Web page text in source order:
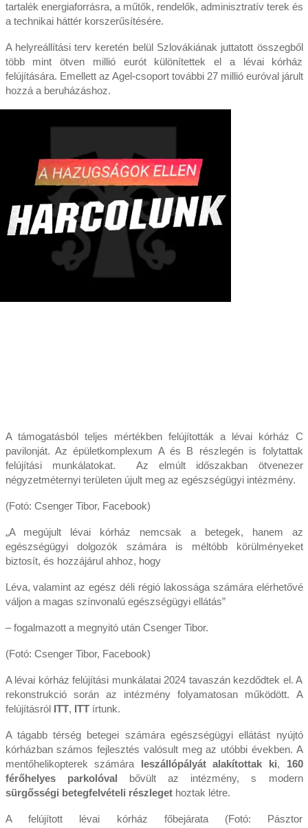
tartalék energiaforrásra, a műtők, rendelők, adminisztratív terek és
a technikai háttér korszerűsítésére.
A helyreállítási terv keretén belül Szlovákiának juttatott összegből
több mint ötven millió eurót különítettek el a lévai kórház
felújítására. Emellett az Agel-csoport további 27 millió euróval járult
hozzá a beruházáshoz.
A támogatásból teljes mértékben felújították a lévai kórház C
pavilonját. Az épületkomplexum A és B részlegén is folytattak
felújítási munkálatokat. Az elmúlt időszakban ötvenezer
négyzetméternyi területen újult meg az egészségügyi intézmény.
(Fotó: Csenger Tibor, Facebook)
„A megújult lévai kórház nemcsak a betegek, hanem az
egészségügyi dolgozók számára is méltóbb körülményeket
biztosít, és hozzájárul ahhoz, hogy
Léva, valamint az egész déli régió lakossága számára elérhetővé
váljon a magas színvonalú egészségügyi ellátás”
– fogalmazott a megnyitó után Csenger Tibor.
(Fotó: Csenger Tibor, Facebook)
A lévai kórház felújítási munkálatai 2024 tavaszán kezdődtek el. A
rekonstrukció során az intézmény folyamatosan működött. A
felújításról
ITT, ITTírtunk.
A tágabb térség betegei számára egészségügyi ellátást nyújtó
kórházban számos fejlesztés valósult meg az utóbbi években. A
mentőhelikopterek számáraleszállópályát alakítottak ki, 160
férőhelyes parkolóval
bővült az intézmény, s modern
sürgősségi betegfelvételi részlegethoztak létre.
A felújított lévai kórház főbejárata (Fotó: Pásztor